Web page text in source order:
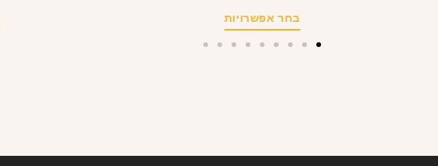
בחר אפשרויות